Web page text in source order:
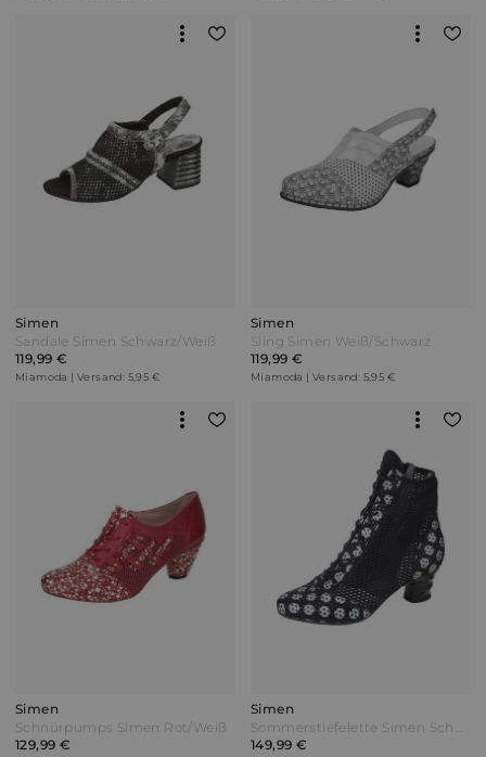
Simen
Sandale Simen Schwarz/Weiß
119,99 €
Miamoda | Versand: 5,95 €
Simen
Sling Simen Weiß/Schwarz
119,99 €
Miamoda | Versand: 5,95 €
Simen
Schnürpumps Simen Rot/Weiß
129,99 €
Simen
Sommerstiefelette Simen Schwarz
149,99 €